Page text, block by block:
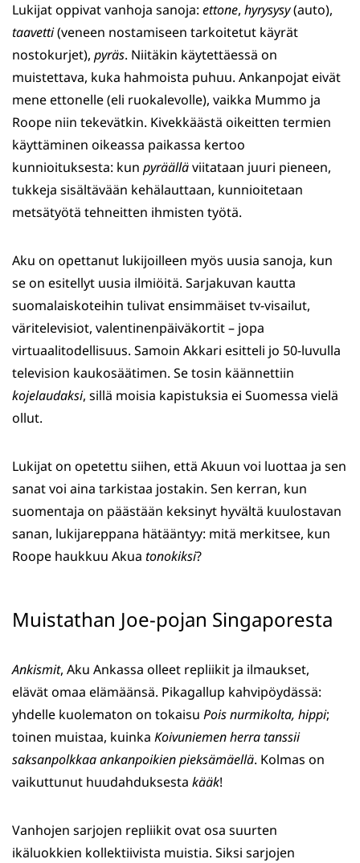
Lukijat oppivat vanhoja sanoja: ettone, hyrysysy(auto),
taavetti(veneen nostamiseen tarkoitetut käyrät
nostokurjet), pyräs. Niitäkin käytettäessä on
muistettava, kuka hahmoista puhuu. Ankanpojat eivät
mene ettonelle (eli ruokalevolle), vaikka Mummo ja
Roope niin tekevätkin. Kivekkäästä oikeitten termien
käyttäminen oikeassa paikassa kertoo
kunnioituksesta: kun pyräälläviitataan juuri pieneen,
tukkeja sisältävään kehälauttaan, kunnioitetaan
metsätyötä tehneitten ihmisten työtä.
Aku on opettanut lukijoilleen myös uusia sanoja, kun
se on esitellyt uusia ilmiöitä. Sarjakuvan kautta
suomalaiskoteihin tulivat ensimmäiset tv-visailut,
väritelevisiot, valentinenpäiväkortit – jopa
virtuaalitodellisuus. Samoin Akkari esitteli jo 50-luvulla
television kaukosäätimen. Se tosin käännettiin
kojelaudaksi, sillä moisia kapistuksia ei Suomessa vielä
ollut.
Lukijat on opetettu siihen, että Akuun voi luottaa ja sen
sanat voi aina tarkistaa jostakin. Sen kerran, kun
suomentaja on päästään keksinyt hyvältä kuulostavan
sanan, lukijareppana hätääntyy: mitä merkitsee, kun
Roope haukkuu Akua tonokiksi?
Muistathan Joe-pojan Singaporesta
Ankismit, Aku Ankassa olleet repliikit ja ilmaukset,
elävät omaa elämäänsä. Pikagallup kahvipöydässä:
yhdelle kuolematon on tokaisu Pois nurmikolta, hippi;
toinen muistaa, kuinka Koivuniemen herra tanssii
saksanpolkkaa ankanpoikien pieksämäellä. Kolmas on
vaikuttunut huudahduksesta kääk!
Vanhojen sarjojen repliikit ovat osa suurten
ikäluokkien kollektiivista muistia. Siksi sarjojen